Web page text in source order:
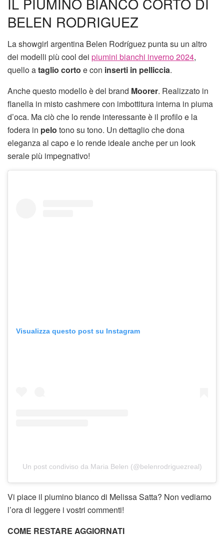
BELEN RODRIGUEZ
La showgirl argentina Belen Rodríguez punta su un altro
dei modelli più cool dei piumini bianchi inverno 2024,
quello ataglio corto e con inserti in pelliccia.
Anche questo modello è del brand Moorer. Realizzato in
flanella in misto cashmere con imbottitura interna in piuma
d’oca. Ma ciò che lo rende interessante è il profilo e la
fodera in pelo tono su tono. Un dettaglio che dona
eleganza al capo e lo rende ideale anche per un look
serale più impegnativo!
Visualizza questo post su Instagram
Un post condiviso da Maria Belen (@belenrodriguezreal)
Vi piace il piumino bianco di Melissa Satta? Non vediamo
l’ora di leggere i vostri commenti!
COME RESTARE AGGIORNATI